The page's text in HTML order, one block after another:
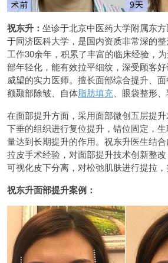
祝东升： 坐诊于北京中医药大学附属东
于同济医科大学，是国内资质非常深的
工作30余年，积累了丰富的临床经验，
部年轻化，能有效拉平细纹，深受顾客
威望的实力医师。擅长面部综合提升、面
额颞部除皱、自体脂肪填充 、眼袋整形
在面部提升方面，采用面部微创五层提
下垂的组织进行复位提升，错位固定，
量达到长期提升的作用。祝东升医生结
拉皮手术经验，对面部提升技术创新整
可视化皮下分离，对松弛肌肤进行提拉，
祝东升面部提升案例：